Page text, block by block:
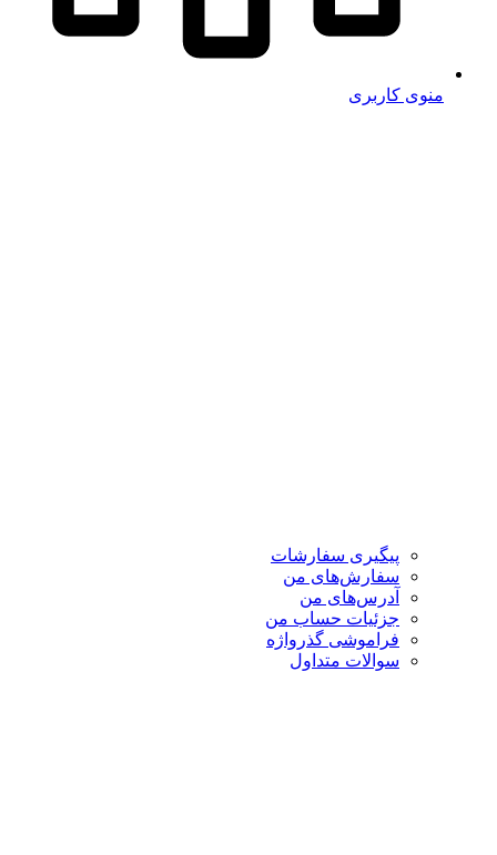
منوی کاربری
پیگیری سفارشات
سفارش‌های من
آدرس‌های من
جزئیات حساب من
فراموشی گذرواژه
سوالات متداول